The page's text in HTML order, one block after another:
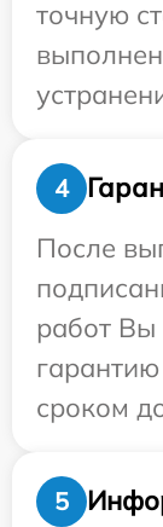
точную
4
После
работ
сроком
5